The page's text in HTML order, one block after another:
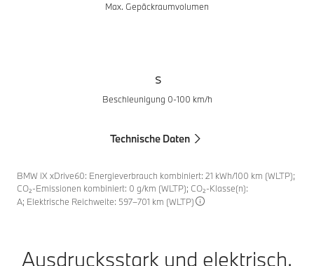
Max. Gepäckraumvolumen
s
Beschleunigung 0-100 km/h
Technische Daten
BMW iX xDrive60: Energieverbrauch kombiniert: 21 kWh/100 km (WLTP);
CO₂-Emissionen kombiniert: 0 g/km (WLTP); CO₂-Klasse(n):
A; Elektrische Reichweite: 597–701 km (WLTP)
Ausdrucksstark und elektrisch.